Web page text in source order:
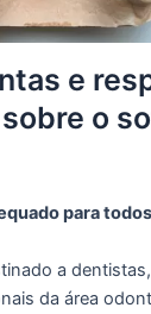
e
o
para
a
da área